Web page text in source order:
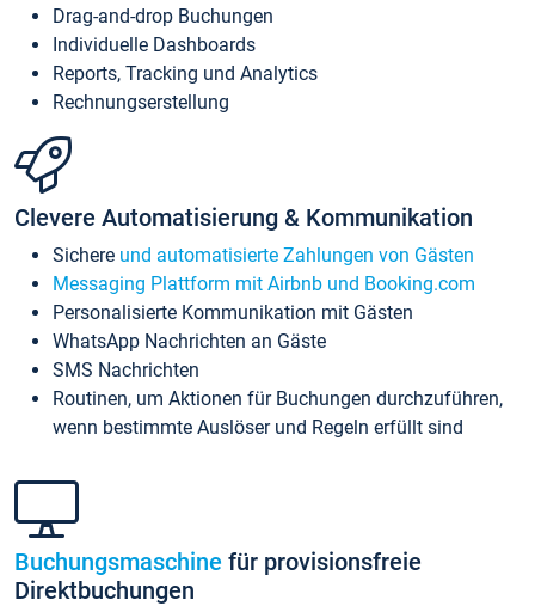
Drag-and-drop Buchungen
Individuelle Dashboards
Reports, Tracking und Analytics
Rechnungserstellung
Clevere Automatisierung & Kommunikation
Sichere und automatisierte Zahlungen von Gästen
Messaging Plattform mit Airbnb und Booking.com
Personalisierte Kommunikation mit Gästen
WhatsApp Nachrichten an Gäste
SMS Nachrichten
Routinen, um Aktionen für Buchungen durchzuführen,
wenn bestimmte Auslöser und Regeln erfüllt sind
Buchungsmaschine für provisionsfreie
Direktbuchungen